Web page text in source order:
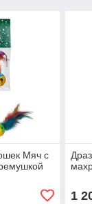
Мяч с
1